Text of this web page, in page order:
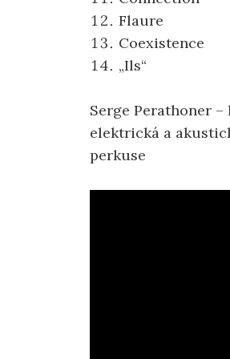
Flaure
Coexistence
„Ils“
Serge Perathoner
elektrická a
perkuse